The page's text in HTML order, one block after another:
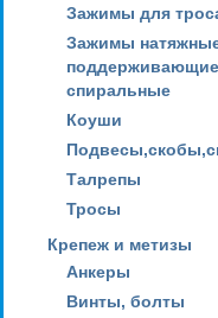
Зажимы для
Зажимы
спиральные
Коуши
Талрепы
Тросы
Крепеж и метизы
Анкеры
Винты, болты